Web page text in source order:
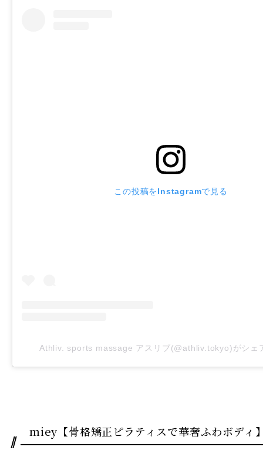
この投稿をInstagramで見る
Athliv. sports massage アスリブ(@athliv.tokyo)がシェ
miey【骨格矯正ピラティスで華奢ふわボディ